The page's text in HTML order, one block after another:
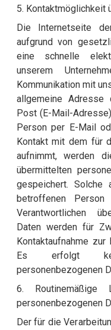
5. Kontaktmöglichkeit
Die Internetseite
aufgrund von
eine schnelle
unserem
Kommunikation mit
allgemeine Adresse
Post (E-Mail-
Person per E-Mail
Kontakt mit dem für
aufnimmt, werden
übermittelten
gespeichert.
betroffenen
Verantwortlichen
Daten werden für
Kontaktaufnahme
Es erfolgt
personenbezogenen
6. Routinemäßige
personenbezogenen
Der für die